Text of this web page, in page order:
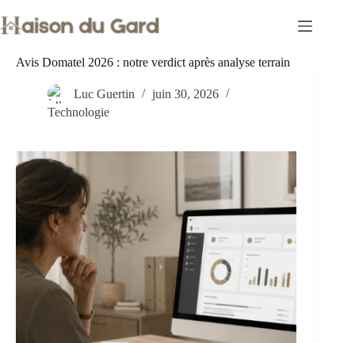
au
contenu
Avis Domatel 2026 : notre verdict après analyse terrain
Luc Guertin
juin 30, 2026
Technologie